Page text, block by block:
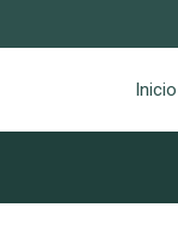
Inicio